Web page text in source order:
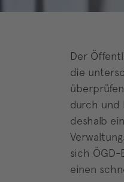
Der
die
durch und
deshalb
sich ÖGD-
einen